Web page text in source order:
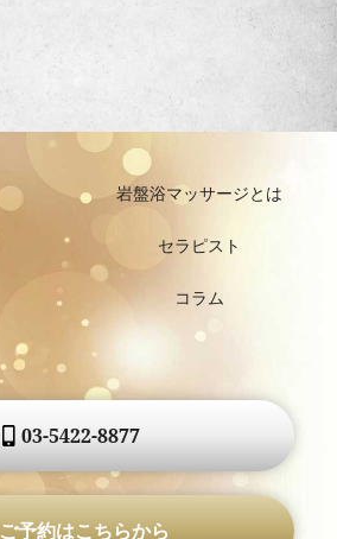
岩盤浴マッサージとは
セラピスト
コラム
03-5422-8877
ご予約はこちらから